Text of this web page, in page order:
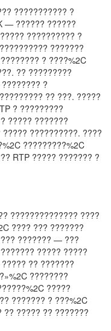
??????????? ?
— ?????? ??????
?????????? ?
???????
? ????%2C
?? ?????????
?
?? ???. ?????
? ?????????
????? ???????
??????????. ????
?????????%2C
RTP ????? ??????? ?
?????????????? ????
???? ??? ???????
??????? — ???
????? ?????
?? ???????
????????
?????
??????? ? ???%2C
?? ????? ?? ???????